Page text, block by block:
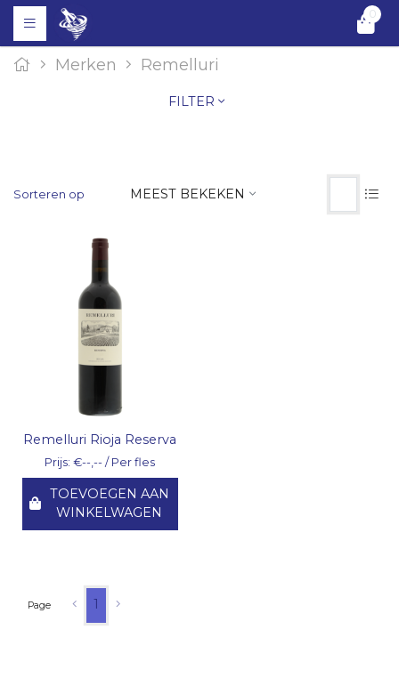
0
Merken Remelluri
FILTER
Sorteren op MEEST BEKEKEN
Remelluri Rioja Reserva
Prijs: €--,-- / Per fles
TOEVOEGEN AAN
WINKELWAGEN
Page 1